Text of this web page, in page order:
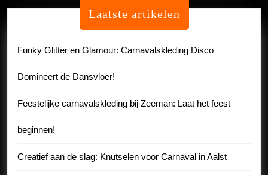
Laatste artikelen
Funky Glitter en Glamour: Carnavalskleding Disco
Domineert de Dansvloer!
Feestelijke carnavalskleding bij Zeeman: Laat het feest
beginnen!
Creatief aan de slag: Knutselen voor Carnaval in Aalst